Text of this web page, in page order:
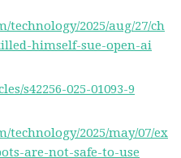
2025/aug/27/ch
himself-sue-open-ai
s42256-025-01093-9
2025/may/07/ex
are-not-safe-to-use